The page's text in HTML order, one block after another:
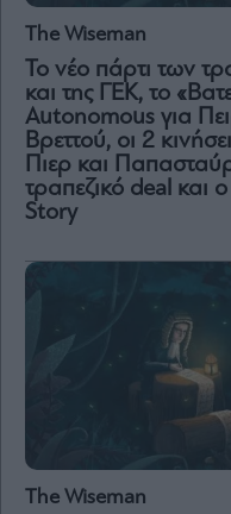
The Wiseman
Το νέο πάρτι των
και της ΓΕΚ, το
Autonomous για
Βρεττού, οι 2
Πιερ και
τραπεζικό deal και
Story
The Wiseman